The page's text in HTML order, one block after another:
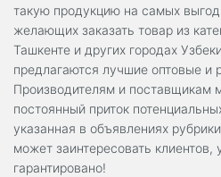
такую продукцию на самых
желающих заказать товар из
Ташкенте и других городах
предлагаются лучшие оптовые и
Производителям и поставщикам
постоянный приток
указанная в объявлениях
может заинтересовать
гарантировано!